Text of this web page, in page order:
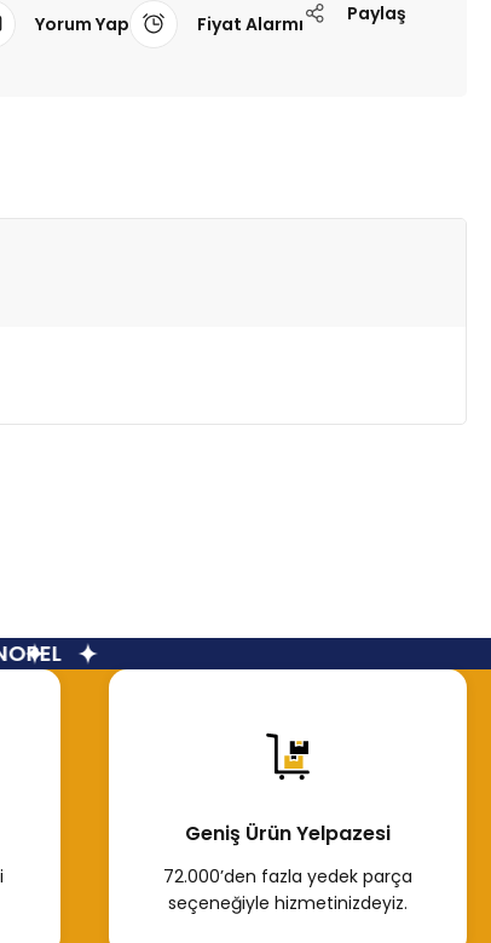
Yorum Yap Fiyat Alarmı Paylaş
Geniş Ürün Yelpazesi
72.000’den fazla yedek parça
seçeneğiyle hizmetinizdeyiz.